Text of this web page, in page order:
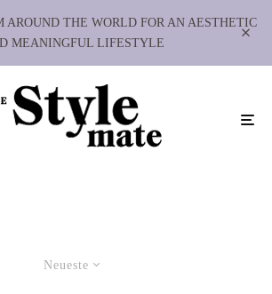
AROUND THE WORLD FOR AN AESTHETIC
MEANINGFUL LIFESTYLE
Neueste